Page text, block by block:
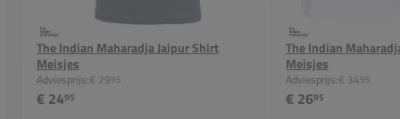
The Indian Maharadja Jaipur Shirt
Meisjes
Adviesprijs:€ 2995
€ 2495
The Indian
Meisjes
Adviesprijs:€ 3495
€ 2695